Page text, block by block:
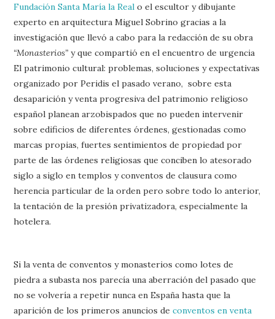
Fundación Santa María la Real o el escultor y dibujante
experto en arquitectura Miguel Sobrino gracias a la
investigación que llevó a cabo para la redacción de su obra
“Monasterios” y que compartió en el encuentro de urgencia
El patrimonio cultural: problemas, soluciones y expectativas
organizado por Peridis el pasado verano, sobre esta
desaparición y venta progresiva del patrimonio religioso
español planean arzobispados que no pueden intervenir
sobre edificios de diferentes órdenes, gestionadas como
marcas propias, fuertes sentimientos de propiedad por
parte de las órdenes religiosas que conciben lo atesorado
siglo a siglo en templos y conventos de clausura como
herencia particular de la orden pero sobre todo lo anterior,
la tentación de la presión privatizadora, especialmente la
hotelera.
Si la venta de conventos y monasterios como lotes de
piedra a subasta nos parecía una aberración del pasado que
no se volvería a repetir nunca en España hasta que la
aparición de los primeros anuncios deconventos en venta